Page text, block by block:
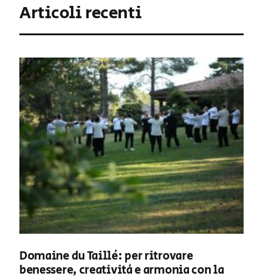
Articoli recenti
Domaine du Taillé: per ritrovare
benessere, creatività e armonia con la